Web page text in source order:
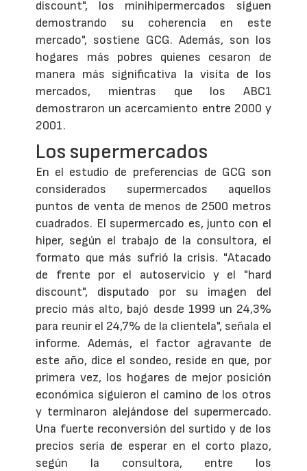
discount", los minihipermercados siguen
demostrando su coherencia en este
mercado", sostiene GCG. Además, son los
hogares más pobres quienes cesaron de
manera más significativa la visita de los
mercados, mientras que los ABC1
demostraron un acercamiento entre 2000 y
2001.
Los supermercados
En el estudio de preferencias de GCG son
considerados supermercados aquellos
puntos de venta de menos de 2500 metros
cuadrados. El supermercado es, junto con el
hiper, según el trabajo de la consultora, el
formato que más sufrió la crisis. "Atacado
de frente por el autoservicio y el "hard
discount", disputado por su imagen del
precio más alto, bajó desde 1999 un 24,3%
para reunir el 24,7% de la clientela", señala el
informe. Además, el factor agravante de
este año, dice el sondeo, reside en que, por
primera vez, los hogares de mejor posición
económica siguieron el camino de los otros
y terminaron alejándose del supermercado.
Una fuerte reconversión del surtido y de los
precios sería de esperar en el corto plazo,
según la consultora, entre los